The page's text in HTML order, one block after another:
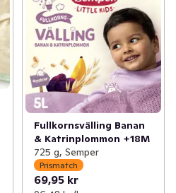
Fullkornsvälling Banan
& Katrinplommon +18M
725 g, Semper
Prismatch
69,95 kr